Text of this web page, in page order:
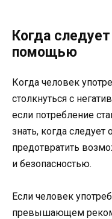
Когда
помощью
Когда человек
столкнуться с
если потребление
знать, когда
предотвратить
и безопасностью.
Если человек
превышающем